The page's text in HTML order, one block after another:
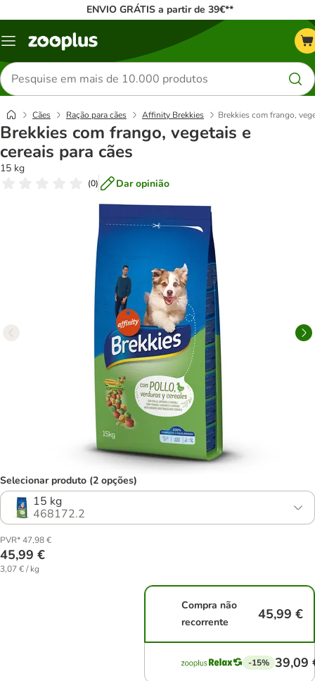
ENVIO GRÁTIS a partir de 39€**
Menu
Pesquisar
produtos
Cães Ração para cães Affinity Brekkies Brekkies com frango,
Brekkies com frango, vegetais e
cereais para cães
15 kg
(0) Dar opinião
Selecionar produto (2 opções)
15 kg
468172.2
PVR* 47,98 €
45,99 €
3,07 € / kg
Compra não
recorrente
45,99 €
-15% 39,09